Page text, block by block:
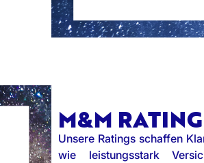
M&M
Unsere Ratings schaffen
wie leistungsstark